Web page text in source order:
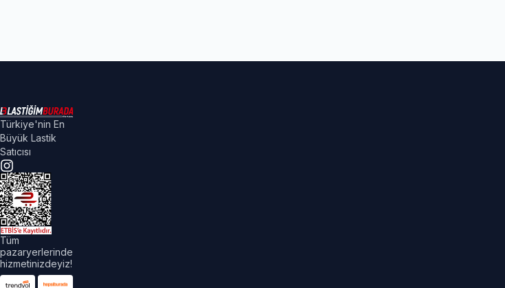
Türkiye'nin En
Büyük Lastik
Satıcısı
Tüm
pazaryerlerinde
hizmetinizdeyiz!